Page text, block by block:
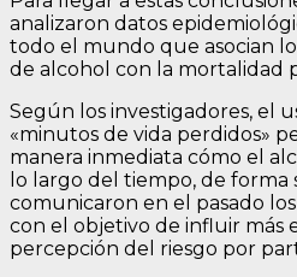
analizaron datos
todo el mundo que asocian
de alcohol con la mortalidad
Según los investigadores, el
«minutos de vida perdidos»
manera inmediata cómo el
lo largo del tiempo, de forma
comunicaron en el pasado
con el objetivo de influir más
percepción del riesgo por